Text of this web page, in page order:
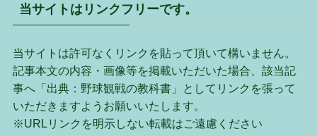
当サイトはリンクフリーです。
当サイトは許可なくリンクを貼って頂いて構いません。
記事本文の内容・画像等を掲載いただいた場合、該当記
事へ「出典：野球観戦の教科書」としてリンクを張って
いただきますようお願いいたします。
※URLリンクを明示しない転載はご遠慮ください